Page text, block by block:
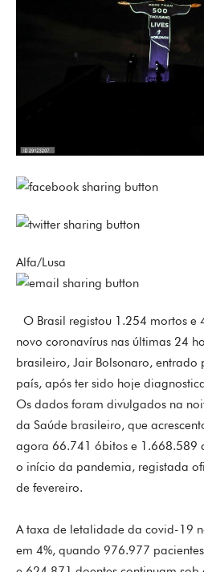
Alfa/Lusa
O Brasil registou 1.254 mortos e
novo coronavírus nas últimas 24
brasileiro, Jair Bolsonaro, entrado
país, após ter sido hoje
Os dados foram divulgados na
da Saúde brasileiro, que
agora 66.741 óbitos e 1.668.589
o início da pandemia, registada
de fevereiro.
A taxa de letalidade da covid-19
em 4%, quando 976.977